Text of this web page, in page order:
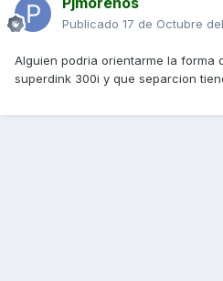
Publicado 17 de Octubre
Alguien podria orientarme la forma
superdink 300i y que separcion